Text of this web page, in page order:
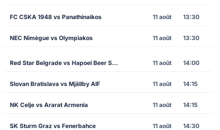
FC CSKA 1948 vs Panathinaikos 11 août 13:30
NEC Nimègue vs Olympiakos 11 août 13:30
Red Star Belgrade vs Hapoel Beer Sheva 11 août 14:00
Slovan Bratislava vs Mjällby AIF 11 août 14:15
NK Celje vs Ararat Armenia 11 août 14:15
SK Sturm Graz vs Fenerbahce 11 août 14:30